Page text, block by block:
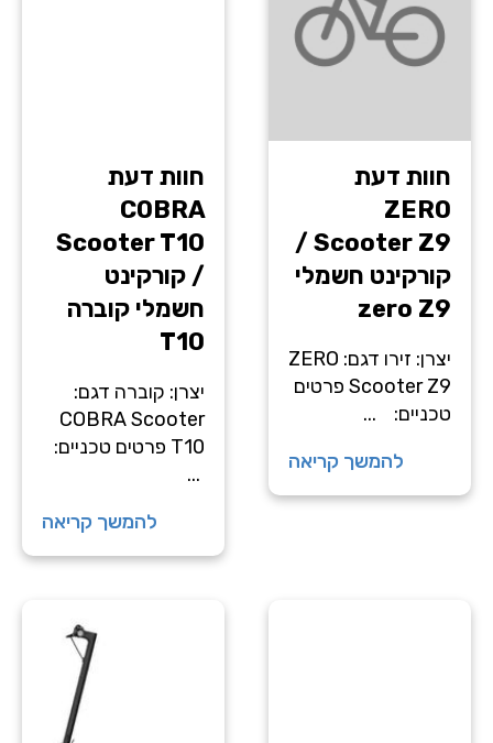
חוות דעת
ZERO
Scooter Z9 /
קורקינט חשמלי
zero Z9
יצרן: זירו דגם: ZERO
Scooter Z9 פרטים
טכניים: ...
להמשך קריאה
חוות דעת
COBRA
Scooter T10
/ קורקינט
חשמלי קוברה
T10
יצרן: קוברה דגם:
COBRA Scooter
T10 פרטים טכניים:
...
להמשך קריאה